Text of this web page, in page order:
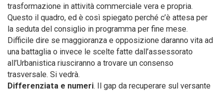
trasformazione in attività commerciale vera e propria.
Questo il quadro, ed è così spiegato perché c’è attesa per
la seduta del consiglio in programma per fine mese.
Difficile dire se maggioranza e opposizione daranno vita ad
una battaglia o invece le scelte fatte dall’assessorato
all’Urbanistica riusciranno a trovare un consenso
trasversale. Si vedrà.
Differenziata e numeri. Il gap da recuperare sul versante